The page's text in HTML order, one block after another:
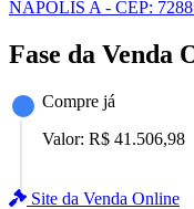
NAPOLIS A - CEP:
Fase da Venda
Compre já
Valor: R$ 41.506,98
Site da Venda Online